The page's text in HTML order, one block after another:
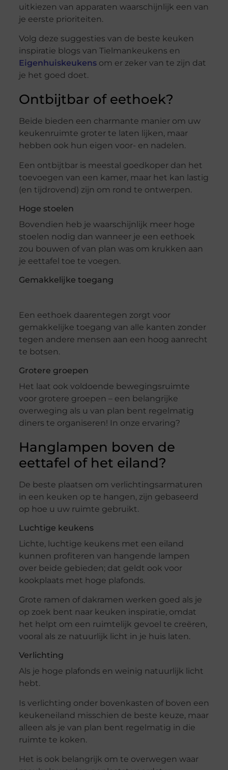
uitkiezen van apparaten waarschijnlijk een van
je eerste prioriteiten.
Volg deze suggesties van de beste keuken
inspiratie blogs van Tielmankeukens en
Eigenhuiskeukensom er zeker van te zijn dat
je het goed doet.
Ontbijtbar of eethoek?
Beide bieden een charmante manier om uw
keukenruimte groter te laten lijken, maar
hebben ook hun eigen voor- en nadelen.
Een ontbijtbar is meestal goedkoper dan het
toevoegen van een kamer, maar het kan lastig
(en tijdrovend) zijn om rond te ontwerpen.
Hoge stoelen
Bovendien heb je waarschijnlijk meer hoge
stoelen nodig dan wanneer je een eethoek
zou bouwen of van plan was om krukken aan
je eettafel toe te voegen.
Gemakkelijke toegang
Een eethoek daarentegen zorgt voor
gemakkelijke toegang van alle kanten zonder
tegen andere mensen aan een hoog aanrecht
te botsen.
Grotere groepen
Het laat ook voldoende bewegingsruimte
voor grotere groepen – een belangrijke
overweging als u van plan bent regelmatig
diners te organiseren! In onze ervaring?
Hanglampen boven de
eettafel of het eiland?
De beste plaatsen om verlichtingsarmaturen
in een keuken op te hangen, zijn gebaseerd
op hoe u uw ruimte gebruikt.
Luchtige keukens
Lichte, luchtige keukens met een eiland
kunnen profiteren van hangende lampen
over beide gebieden; dat geldt ook voor
kookplaats met hoge plafonds.
Grote ramen of dakramen werken goed als je
op zoek bent naar keuken inspiratie, omdat
het helpt om een ​​ruimtelijk gevoel te creëren,
vooral als ze natuurlijk licht in je huis laten.
Verlichting
Als je hoge plafonds en weinig natuurlijk licht
hebt.
Is verlichting onder bovenkasten of boven een
keukeneiland misschien de beste keuze, maar
alleen als je van plan bent regelmatig in die
ruimte te koken.
Het is ook belangrijk om te overwegen waar